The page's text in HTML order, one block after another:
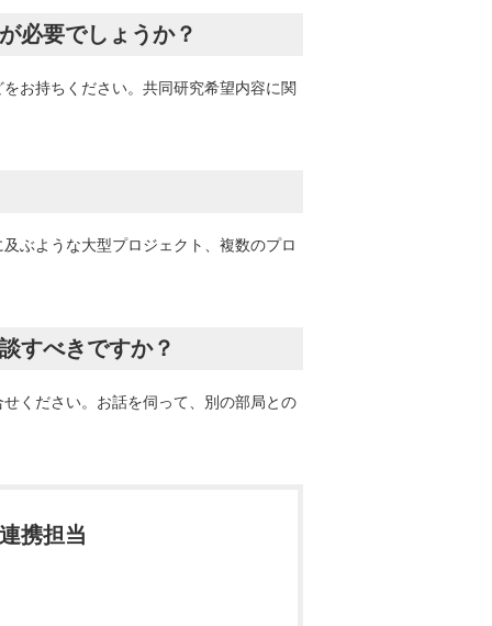
必要でしょうか？
お持ちください。共同研究希望内容に関
ぶような大型プロジェクト、複数のプロ
すべきですか？
ください。お話を伺って、別の部局との
携担当